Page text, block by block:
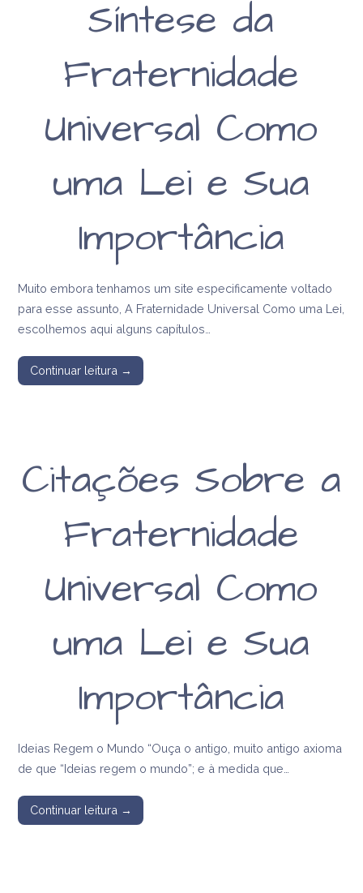
Síntese da
Fraternidade
Universal Como
uma Lei e Sua
Importância
Muito embora tenhamos um site especificamente voltado
para esse assunto, A Fraternidade Universal Como uma Lei,
escolhemos aqui alguns capítulos…
Continuar leitura →
Citações Sobre a
Fraternidade
Universal Como
uma Lei e Sua
Importância
Ideias Regem o Mundo “Ouça o antigo, muito antigo axioma
de que “Ideias regem o mundo”; e à medida que…
Continuar leitura →